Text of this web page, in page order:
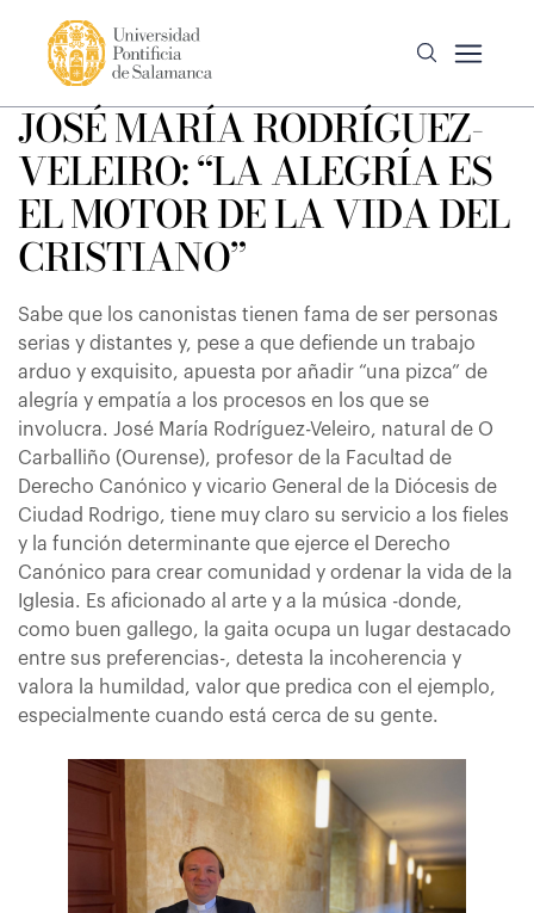
JOSÉ MARÍA RODRÍGUEZ-
VELEIRO: “LA ALEGRÍA ES
EL MOTOR DE LA VIDA DEL
CRISTIANO”
Sabe que los canonistas tienen fama de ser personas
serias y distantes y, pese a que defiende un trabajo
arduo y exquisito, apuesta por añadir “una pizca” de
alegría y empatía a los procesos en los que se
involucra. José María Rodríguez-Veleiro, natural de O
Carballiño (Ourense), profesor de la Facultad de
Derecho Canónico y vicario General de la Diócesis de
Ciudad Rodrigo, tiene muy claro su servicio a los fieles
y la función determinante que ejerce el Derecho
Canónico para crear comunidad y ordenar la vida de la
Iglesia. Es aficionado al arte y a la música -donde,
como buen gallego, la gaita ocupa un lugar destacado
entre sus preferencias-, detesta la incoherencia y
valora la humildad, valor que predica con el ejemplo,
especialmente cuando está cerca de su gente.